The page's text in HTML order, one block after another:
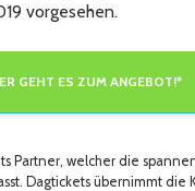
vorgesehen.
GEHT ES ZUM ANGEBOT!*
Partner, welcher die
Dagtickets übernimmt die